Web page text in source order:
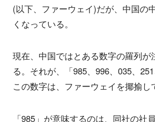
(以下、ファーウェイ)だが、中国の
くなっている。
現在、中国ではとある数字の羅列が
る。それが、「985、996、035、
この数字は、ファーウェイを揶揄し
「985」が意味するのは、同社の社